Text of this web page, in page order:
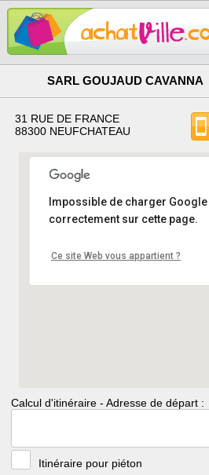
SARL GOUJAUD CAVANNA
31 RUE DE FRANCE
88300 NEUFCHATEAU
Impossible de charger Google
correctement sur cette page.
Ce site Web vous appartient ?
Calcul d'itinéraire - Adresse de départ :
Itinéraire pour piéton